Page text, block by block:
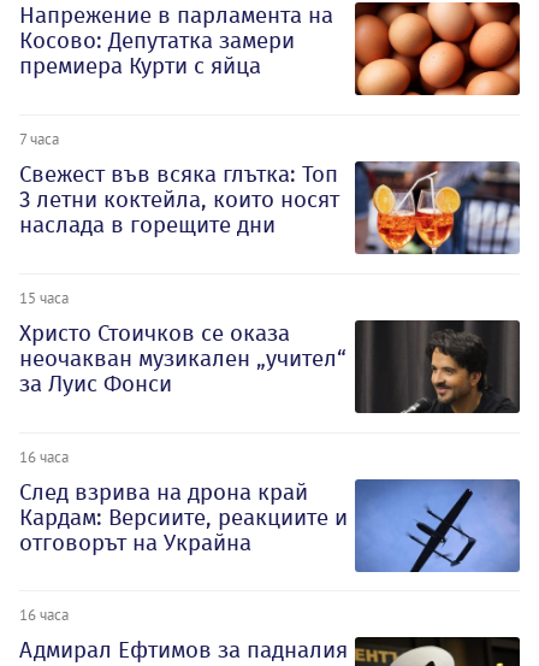
Напрежение в парламента на
Косово: Депутатка замери
премиера Курти с яйца
7 часа
Свежест във всяка глътка: Топ
3 летни коктейла, които носят
наслада в горещите дни
15 часа
Христо Стоичков се оказа
неочакван музикален „учител“
за Луис Фонси
16 часа
След взрива на дрона край
Кардам: Версиите, реакциите и
отговорът на Украйна
16 часа
Адмирал Ефтимов за падналия